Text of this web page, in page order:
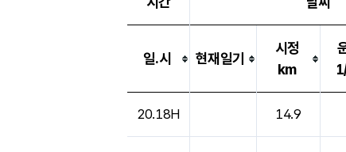
일.시 현재일기
시정
km
20.18H 14.9